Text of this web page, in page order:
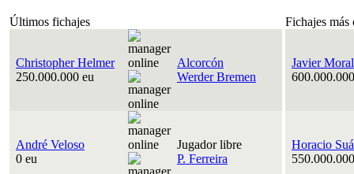
Últimos fichajes Fichajes más
Christopher Helmer
250.000.000 eu
Alcorcón
Werder Bremen
Javier
André Veloso
0 eu
Jugador libre
P. Ferreira
Horacio